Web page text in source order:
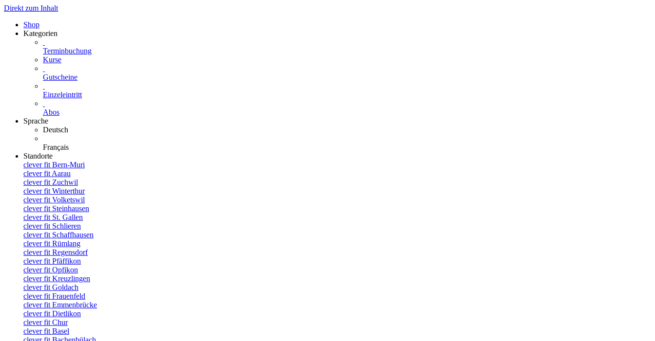
Direkt zum Inhalt
Shop
Kategorien
Terminbuchung
Kurse
Gutscheine
Einzeleintritt
Abos
Sprache
Deutsch
Français
Standorte
clever fit Bern-Muri
clever fit Aarau
clever fit Zuchwil
clever fit Winterthur
clever fit Volketswil
clever fit Steinhausen
clever fit St. Gallen
clever fit Schlieren
clever fit Schaffhausen
clever fit Rümlang
clever fit Regensdorf
clever fit Pfäffikon
clever fit Opfikon
clever fit Kreuzlingen
clever fit Goldach
clever fit Frauenfeld
clever fit Emmenbrücke
clever fit Dietlikon
clever fit Chur
clever fit Basel